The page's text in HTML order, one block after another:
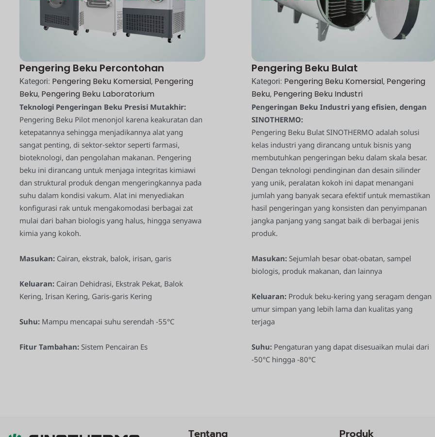
Pengering Beku Percontohan
Kategori: Pengering Beku Komersial, Pengering
Beku, Pengering Beku Laboratorium
Teknologi Pengeringan Beku Presisi Mutakhir:
Pengering Beku Pilot menonjol karena keakuratan dan
ketepatannya sehingga menjadikannya alat yang
sangat penting, di sektor-sektor seperti farmasi,
bioteknologi, dan pengolahan makanan. Pengering
beku ini dirancang untuk menjaga integritas kimiawi
dan struktural produk dengan mengeringkannya pada
suhu dalam kondisi vakum. Alat ini menyediakan
konfigurasi rak untuk mengakomodasi berbagai zat
mulai dari bahan biologis yang halus, hingga senyawa
kimia yang kokoh.
Masukan: Cairan, ekstrak, balok, irisan, garis
Keluaran: Cairan Dehidrasi, Ekstrak Pekat, Balok
Kering, Irisan Kering, Garis-garis Kering
Suhu: Mampu mencapai suhu serendah -55°C
Fitur Tambahan: Sistem Pencairan Es
Pengering Beku Bulat
Kategori: Pengering Beku Komersial, Pengering
Beku, Pengering Beku Industri
Pengeringan Beku Industri yang efisien, dengan
SINOTHERMO:
Pengering Beku Bulat SINOTHERMO adalah solusi
kelas industri yang dirancang untuk bisnis yang
membutuhkan pengeringan beku dalam skala besar.
Dengan teknologi pendinginan dan desain silinder
yang unik, peralatan kokoh ini dapat menangani
jumlah yang banyak secara efektif untuk memastikan
hasil pengeringan yang konsisten dan penyimpanan
jangka panjang yang sangat baik di berbagai jenis
produk.
Masukan:Sejumlah besar obat-obatan, sampel
biologis, produk makanan, dan lainnya
Keluaran:Produk beku-kering yang seragam dengan
umur simpan yang lebih lama dan kualitas yang
terjaga
Suhu:Pengaturan yang dapat disesuaikan mulai dari
-50°C hingga -80°C
Tentang Produk